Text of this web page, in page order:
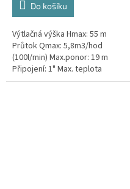
Do košíku
Výtlačná výška Hmax: 55 m
Průtok Qmax: 5,8m3/hod
(100l/min) Max.ponor: 19 m
Připojení: 1" Max. teplota
kapaliny: 35°C Délka kabelu: 22